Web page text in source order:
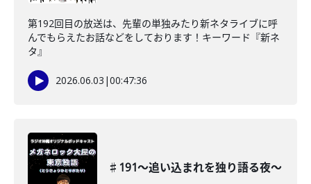
第192回目の放送は、先輩の単独みたり新ネタライブに呼
んでもらえたお話などをしております！キーワード『新ネ
タ』
2026.06.03 |00:47:36
♯191〜追い込まれを独り語る夜〜